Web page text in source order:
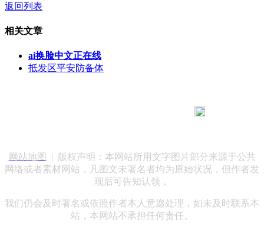
返回列表
相关文章
ai换脸中文正在线
抵发区平安防备体
网站地图
| 版权声明：本网站所用文字图片部分来源于公共
网络或者素材网站，凡图文未署名者均为原始状况，但作者发
现后可告知认领，
我们仍会及时署名或依照作者本人意愿处理，如未及时联系本
站，本网站不承担任何责任。